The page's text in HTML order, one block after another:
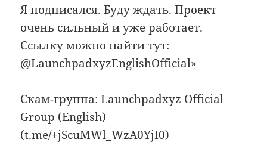
Я подписaлся. Буду ждать. Проект
очень сильный и уже работaет.
Ссылку можно найти тут:
@LaunchpadxyzEnglishOfficial»
Скам-группа: Launchpadxyz Official
Group (English)
(t.me/+jScuMWl_WzA0YjI0)